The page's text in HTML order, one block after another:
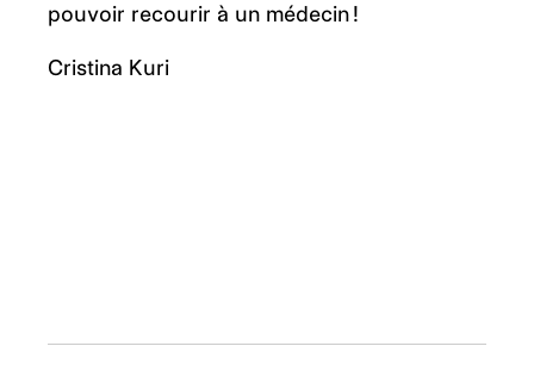
pouvoir recourir à un médecin !
Cristina Kuri